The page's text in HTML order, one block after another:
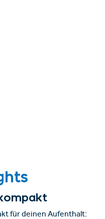
für deinen Aufenthalt: